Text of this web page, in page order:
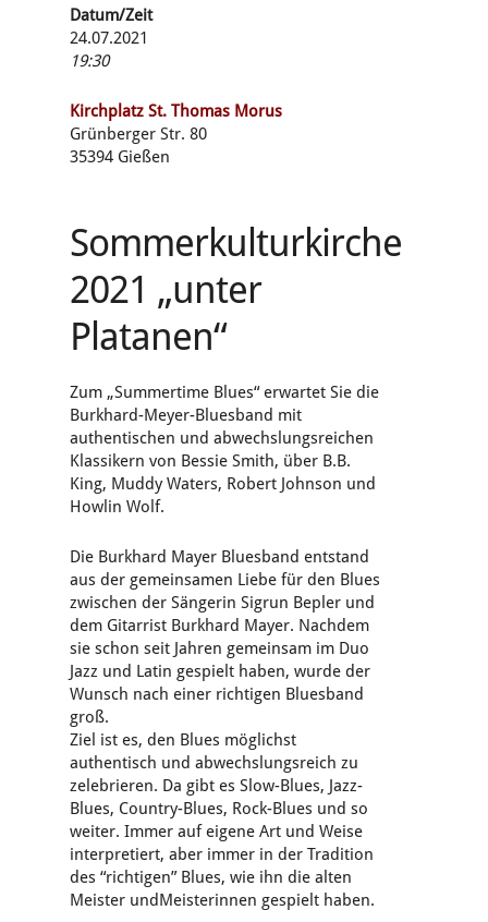
Datum/Zeit
24.07.2021
19:30
Kirchplatz St. Thomas Morus
Grünberger Str. 80
35394 Gießen
Sommerkulturkirche
2021 „unter
Platanen“
Zum „Summertime Blues“ erwartet Sie die
Burkhard-Meyer-Bluesband mit
authentischen und abwechslungsreichen
Klassikern von Bessie Smith, über B.B.
King, Muddy Waters, Robert Johnson und
Howlin Wolf.
Die Burkhard Mayer Bluesband entstand
aus der gemeinsamen Liebe für den Blues
zwischen der Sängerin Sigrun Bepler und
dem Gitarrist Burkhard Mayer. Nachdem
sie schon seit Jahren gemeinsam im Duo
Jazz und Latin gespielt haben, wurde der
Wunsch nach einer richtigen Bluesband
groß.
Ziel ist es, den Blues möglichst
authentisch und abwechslungsreich zu
zelebrieren. Da gibt es Slow-Blues, Jazz-
Blues, Country-Blues, Rock-Blues und so
weiter. Immer auf eigene Art und Weise
interpretiert, aber immer in der Tradition
des “richtigen” Blues, wie ihn die alten
Meister undMeisterinnen gespielt haben.